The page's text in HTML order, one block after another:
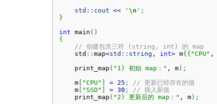
std:: cout << ' \n ' ;
}
int main ( )
{
// 创建包含三对 (string, int) 的 map
    std
:: map<std:: string , int> m{ { "CPU"
    print_map
( "1) 初始 map：" , m) ;
    m
[ "CPU" = 25 ;
// 更新已经存在的值
    m
[ "SSD" = 30 ;
// 插入新值
    print_map
( "2) 更新后的 map：" , m) ;